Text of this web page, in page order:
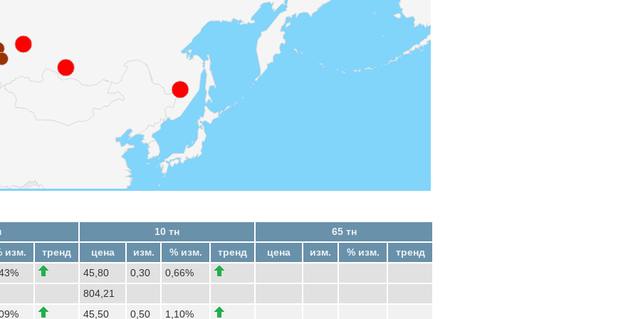
10 тн
65 тн
изм. тренд цена изм. % изм. тренд цена изм. % изм. тренд
45,80 0,30
0,66%
804,21
45,50 0,50 1,10%